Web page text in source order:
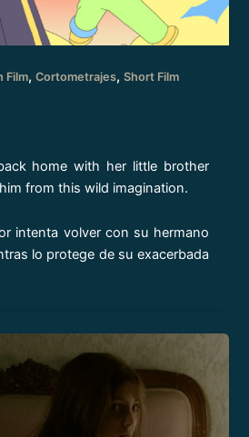
Film,Cortometrajes,Short Film
home with her little brother
from this wild imagination.
intenta volver con su hermano
lo protege de su exacerbada